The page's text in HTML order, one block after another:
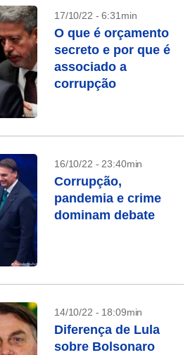
17/10/22 - 6:31min
O que é orçamento
secreto e por que é
associado a
corrupção
16/10/22 - 23:40min
Corrupção,
pandemia e crime
dominam debate
14/10/22 - 18:09min
Diferença de Lula
sobre Bolsonaro